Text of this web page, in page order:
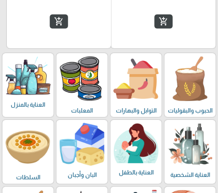
add_shopping_cart
add_shopping_cart
الحبوب والبقوليات التوابل والبهارات المعلبات
العناية بالمنزل
العناية الشخصية العناية بالطفل البان وأجبان السلطات